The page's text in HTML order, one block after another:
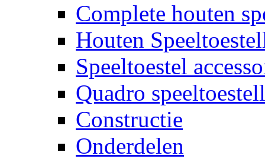
Complete houten
Houten
Speeltoestel
Quadro
Constructie
Onderdelen